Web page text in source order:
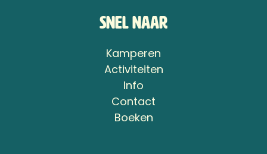
Snel naar
Kamperen
Activiteiten
Info
Contact
Boeken